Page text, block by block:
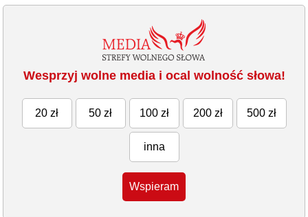
Wesprzyj wolne media i ocal wolność słowa!
20 zł 50 zł 100 zł 200 zł 500 zł
inna
Wspieram